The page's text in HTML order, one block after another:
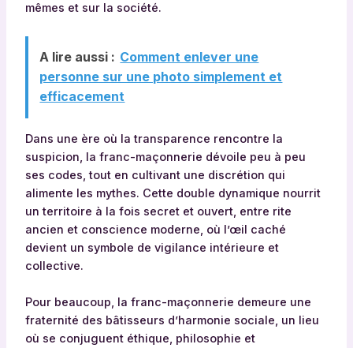
mêmes et sur la société.
A lire aussi : Comment enlever une
personne sur une photo simplement et
efficacement
Dans une ère où la transparence rencontre la
suspicion, la franc-maçonnerie dévoile peu à peu
ses codes, tout en cultivant une discrétion qui
alimente les mythes. Cette double dynamique nourrit
un territoire à la fois secret et ouvert, entre rite
ancien et conscience moderne, où l’œil caché
devient un symbole de vigilance intérieure et
collective.
Pour beaucoup, la franc-maçonnerie demeure une
fraternité des bâtisseurs d’harmonie sociale, un lieu
où se conjuguent éthique, philosophie et